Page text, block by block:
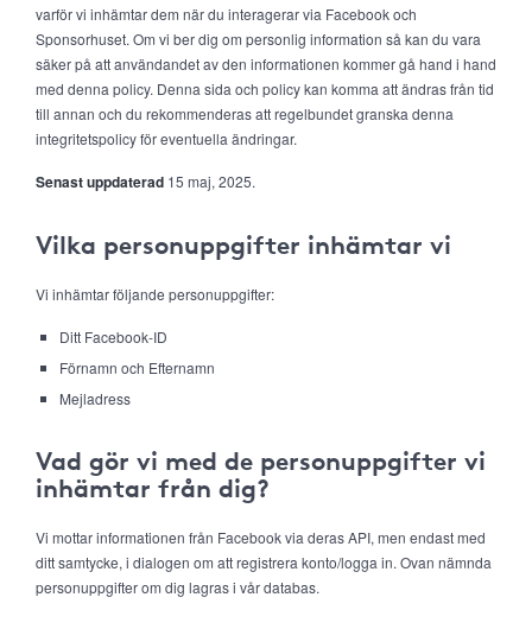
varför vi inhämtar dem när du interagerar via Facebook och
Sponsorhuset. Om vi ber dig om personlig information så kan du vara
säker på att användandet av den informationen kommer gå hand i hand
med denna policy. Denna sida och policy kan komma att ändras från tid
till annan och du rekommenderas att regelbundet granska denna
integritetspolicy för eventuella ändringar.
Senast uppdaterad 15 maj, 2025.
Vilka personuppgifter inhämtar vi
Vi inhämtar följande personuppgifter:
Ditt Facebook-ID
Förnamn och Efternamn
Mejladress
Vad gör vi med de personuppgifter vi
inhämtar från dig?
Vi mottar informationen från Facebook via deras API, men endast med
ditt samtycke, i dialogen om att registrera konto/logga in. Ovan nämnda
personuppgifter om dig lagras i vår databas.